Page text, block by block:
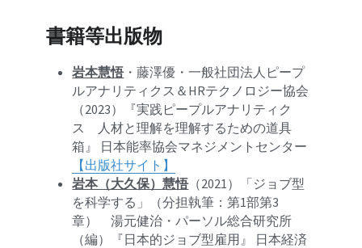
書籍等出版物
岩本慧悟・藤澤優・一般社団法人ピープ
ルアナリティクス＆HRテクノロジー協会
（2023）『実践ピープルアナリティク
ス　人材と理解を理解するための道具
【出版社サイト】
岩本（大久保）慧悟（2021）「ジョブ型
を科学する」（分担執筆：第1部第3
章）　湯元健治・パーソル総合研究所
（編）『日本的ジョブ型雇用』 日本経済